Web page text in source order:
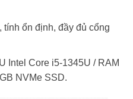
tính ổn định, đầy đủ cổng
Intel Core i5-1345U / RAM
NVMe SSD.